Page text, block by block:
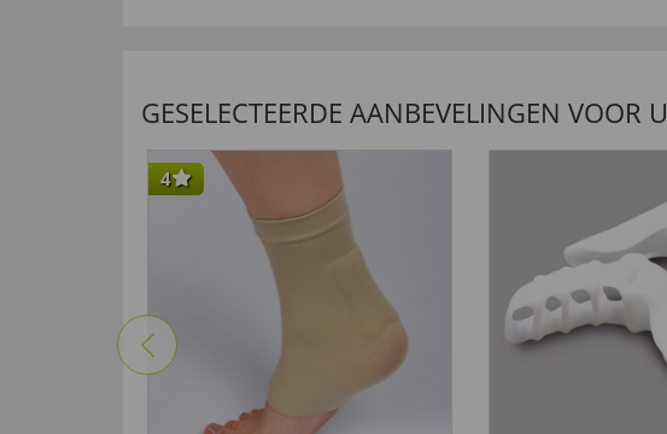
GESELECTEERDE AANBEVELINGEN VOOR U
4